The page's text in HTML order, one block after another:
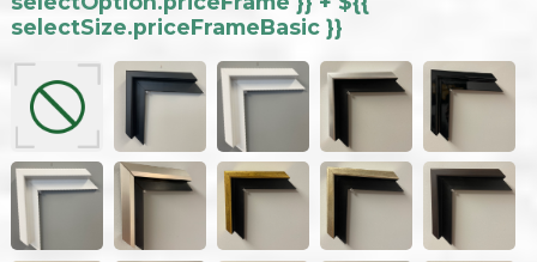
selectSize.priceFrameBasic }}